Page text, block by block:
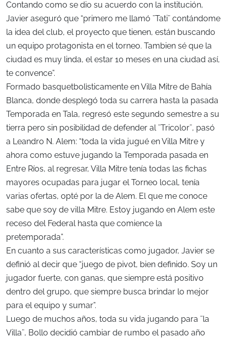
Contando como se dio su acuerdo con la institución,
Javier aseguró que “primero me llamó ¨Tati¨ contándome
la idea del club, el proyecto que tienen, están buscando
un equipo protagonista en el torneo. Tambien sé que la
ciudad es muy linda, el estar 10 meses en una ciudad así,
te convence”.
Formado basquetbolìsticamente en Villa Mitre de Bahía
Blanca, donde desplegó toda su carrera hasta la pasada
Temporada en Tala, regresó este segundo semestre a su
tierra pero sin posibilidad de defender al ¨Tricolor¨, pasó
a Leandro N. Alem: “toda la vida jugué en Villa Mitre y
ahora como estuve jugando la Temporada pasada en
Entre Ríos, al regresar, Villa Mitre tenía todas las fichas
mayores ocupadas para jugar el Torneo local, tenía
varias ofertas, opté por la de Alem. El que me conoce
sabe que soy de villa Mitre. Estoy jugando en Alem este
receso del Federal hasta que comience la
pretemporada”.
En cuanto a sus características como jugador, Javier se
definió al decir que “juego de pivot, bien definido. Soy un
jugador fuerte, con ganas, que siempre está positivo
dentro del grupo, que siempre busca brindar lo mejor
para el equipo y sumar”.
Luego de muchos años, toda su vida jugando para ¨la
Villa¨, Bollo decidió cambiar de rumbo el pasado año